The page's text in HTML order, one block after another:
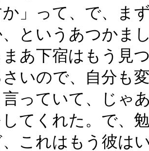
」って、で、ま
というあつかま
まあ下宿はもう見
いので、自分も
言っていて、じゃ
てくれた。で、
これはもう彼は